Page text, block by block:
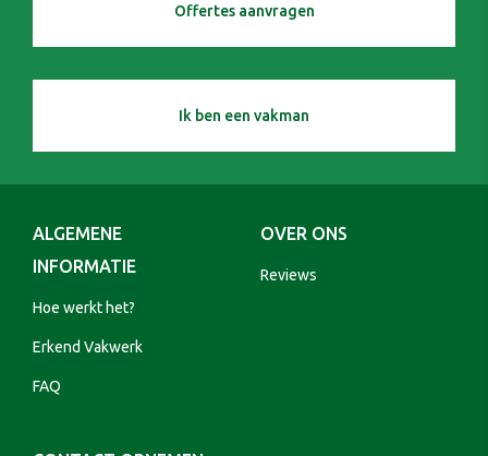
Offertes aanvragen
Ik ben een vakman
ALGEMENE
INFORMATIE
Hoe werkt het?
Erkend Vakwerk
FAQ
OVER ONS
Reviews